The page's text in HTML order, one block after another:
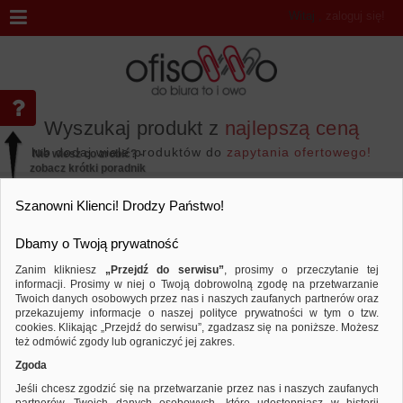
Wyszukaj produkt z najlepszą ceną
lub dodaj wiele produktów do zapytania ofertowego!
Witaj ,
Marka COSTA COFFEE
Porównaj Sortuj według
Nie wiesz co zrobić? -
zobacz krótki poradnik
Szanowni Klienci! Drodzy Państwo!
Dbamy o Twoją prywatność
Zanim klikniesz „Przejdź do serwisu”, prosimy o przeczytanie tej
informacji. Prosimy w niej o Twoją dobrowolną zgodę na przetwarzanie
Twoich danych osobowych przez nas i naszych zaufanych partnerów oraz
przekazujemy informacje o naszej polityce prywatności w tym o tzw.
cookies. Klikając „Przejdź do serwisu”, zgadzasz się na poniższe. Możesz
też odmówić zgody lub ograniczyć jej zakres.
Zgoda
Jeśli chcesz zgodzić się na przetwarzanie przez nas i naszych zaufanych